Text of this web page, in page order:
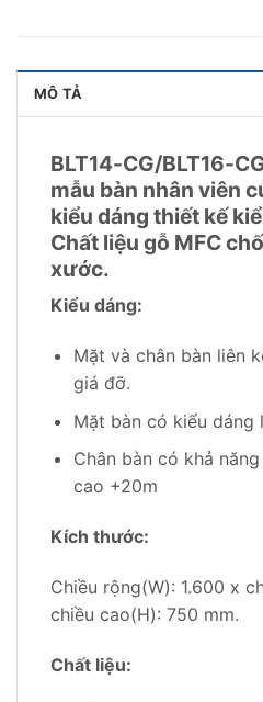
MÔ TẢ
BLT14-CG/BLT16-
mẫu bàn nhân viên
kiểu dáng thiết kế
Chất liệu gỗ MFC
xước.
Kiểu dáng:
Mặt và chân bàn liên
giá đỡ.
Mặt bàn có kiểu dáng
Chân bàn có khả
cao +20m
Kích thước:
Chiều rộng(W): 1.600 x
chiều cao(H): 750 mm.
Chất liệu: